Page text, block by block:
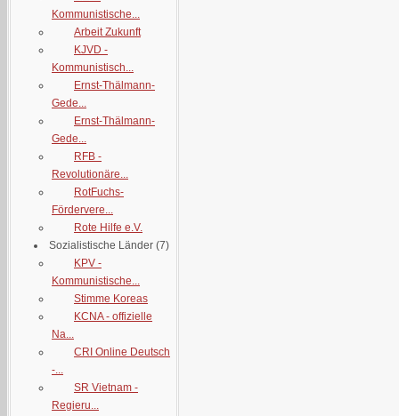
Kommunistische...
Arbeit Zukunft
KJVD -
Kommunistisch...
Ernst-Thälmann-
Gede...
Ernst-Thälmann-
Gede...
RFB -
Revolutionäre...
RotFuchs-
Fördervere...
Rote Hilfe e.V.
Sozialistische Länder (7)
KPV -
Kommunistische...
Stimme Koreas
KCNA - offizielle
Na...
CRI Online Deutsch
-...
SR Vietnam -
Regieru...